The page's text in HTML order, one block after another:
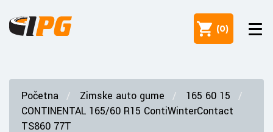
(0)
Početna Zimske auto gume
165 60 15
CONTINENTAL 165/60 R15 ContiWinterContact
TS860 77T